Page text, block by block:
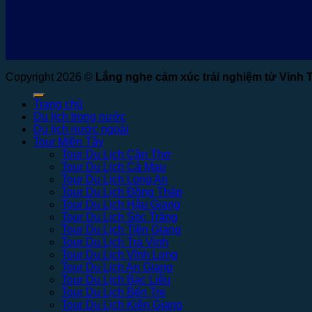
Copyright 2026 © Lắng nghe cảm xúc trải nghiệm từ Vinh
Trang chủ
Du lịch trong nước
Du lịch nước ngoài
Tour Miền Tây
Tour Du Lịch Cần Thơ
Tour Du Lịch Cà Mau
Tour Du Lịch Long An
Tour Du Lịch Đồng Tháp
Tour Du Lịch Hậu Giang
Tour Du Lịch Sóc Trăng
Tour Du Lịch Tiền Giang
Tour Du Lịch Trà Vinh
Tour Du Lịch Vĩnh Long
Tour Du Lịch An Giang
Tour Du Lịch Bạc Liêu
Tour Du Lịch Bến Tre
Tour Du Lịch Kiên Giang